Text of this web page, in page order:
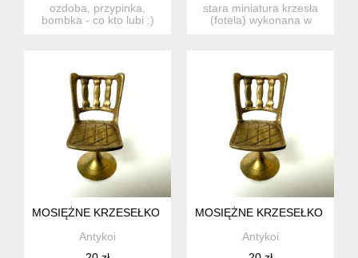
ozdoba, przypinka,
bombka - co kto lubi :)
stara miniatura krzesła
(fotela) wykonana w
MOSIĘŻNE KRZESEŁKO KOLEKCJONERSKA MINIATURA
Antykoi
MOSIĘŻNE KRZESEŁKO
Antykoi